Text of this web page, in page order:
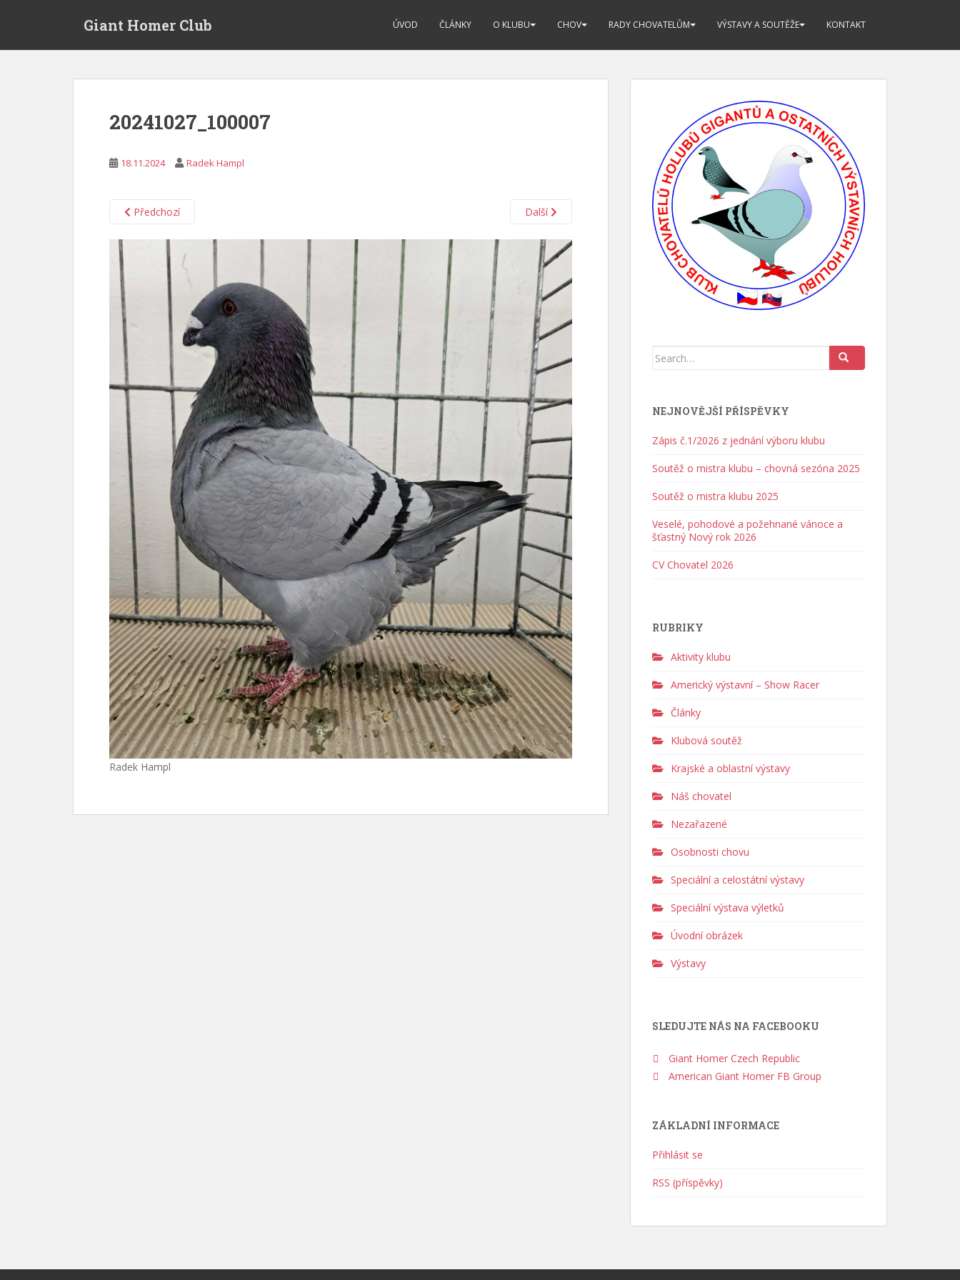
Giant Homer Club ÚVOD ČLÁNKY O KLUBU CHOV RADY CHOVATELŮM VÝSTAVY A SOUTĚŽE KONTAKT
20241027_100007
18.11.2024 Radek Hampl
Předchozí Další
Radek Hampl
Search for:
NEJNOVĚJŠÍ PŘÍSPĚVKY
Zápis č.1/2026 z jednání výboru klubu
Soutěž o mistra klubu – chovná sezóna 2025
Soutěž o mistra klubu 2025
Veselé, pohodové a požehnané vánoce a
šťastný Nový rok 2026
CV Chovatel 2026
RUBRIKY
Aktivity klubu
Americký výstavní – Show Racer
Články
Klubová soutěž
Krajské a oblastní výstavy
Náš chovatel
Nezařazené
Osobnosti chovu
Speciální a celostátní výstavy
Speciální výstava výletků
Úvodní obrázek
Výstavy
SLEDUJTE NÁS NA FACEBOOKU
Giant Homer Czech Republic
American Giant Homer FB Group
ZÁKLADNÍ INFORMACE
Přihlásit se
RSS (příspěvky)